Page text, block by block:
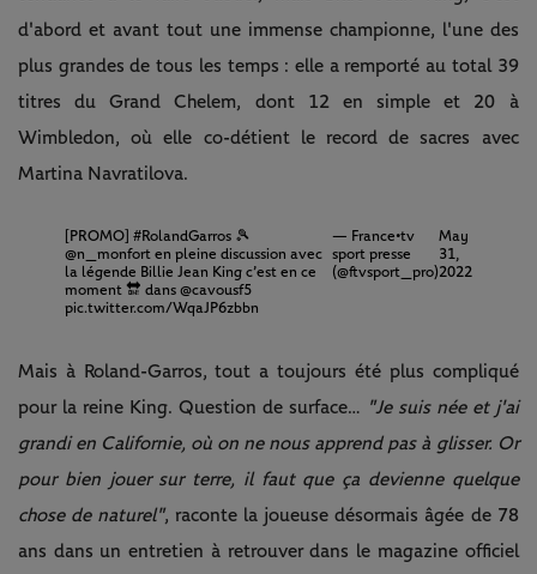
d'abord et avant tout une immense championne, l'une des
plus grandes de tous les temps : elle a remporté au total 39
titres du Grand Chelem, dont 12 en simple et 20 à
Wimbledon, où elle co-détient le record de sacres avec
Martina Navratilova.
[PROMO] #RolandGarros🎾
@n_monforten pleine discussion avec
la légende Billie Jean King c’est en ce
moment 🔛 dans @cavousf5
pic.twitter.com/WqaJP6zbbn
— France•tv
sport presse
(@ftvsport_pro)
May
31,
2022
Mais à Roland-Garros, tout a toujours été plus compliqué
pour la reine King. Question de surface… "Je suis née et j'ai
grandi en Californie, où on ne nous apprend pas à glisser. Or
pour bien jouer sur terre, il faut que ça devienne quelque
chose de naturel", raconte la joueuse désormais âgée de 78
ans dans un entretien à retrouver dans le magazine officiel